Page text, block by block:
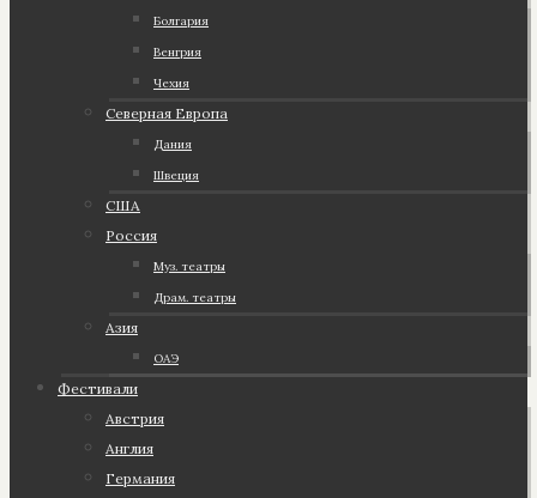
Болгария
Венгрия
Чехия
Северная Европа
Дания
Швеция
США
Россия
Муз. театры
Драм. театры
Азия
ОАЭ
Фестивали
Австрия
Англия
Германия